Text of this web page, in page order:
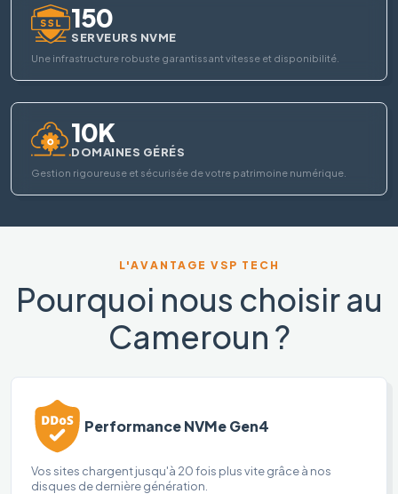
150
SERVEURS NVME
Une infrastructure robuste garantissant vitesse et disponibilité.
10K
DOMAINES GÉRÉS
Gestion rigoureuse et sécurisée de votre patrimoine numérique.
L'AVANTAGE VSP TECH
Pourquoi nous choisir au
Cameroun ?
Performance NVMe Gen4
Vos sites chargent jusqu'à 20 fois plus vite grâce à nos
disques de dernière génération.